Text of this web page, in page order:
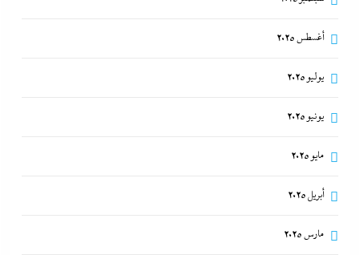
أغسطس 2025
يوليو 2025
يونيو 2025
مايو 2025
أبريل 2025
مارس 2025